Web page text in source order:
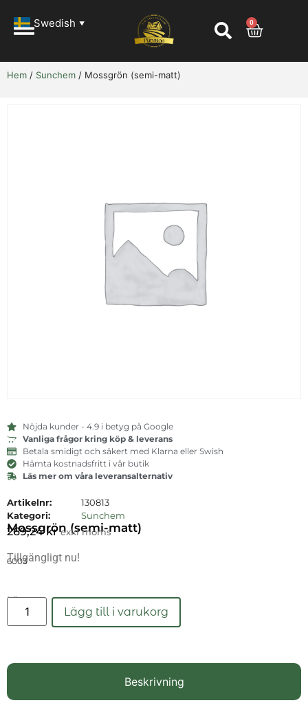
Swedish ▼ 0
Hem / Sunchem / Mossgrön (semi-matt)
Nöjda kunder - 4.9 i betyg på Google
Vanliga frågor kring köp & leverans
Betala smidigt och säkert med Klarna eller Swish
Hämta kostnadsfritt i vår butik
Läs mer om våra leveransalternativ
Artikelnr:
130813
Kategori:
Sunchem
Mossgrön (semi-matt)
269,24kr exkl moms
Tillgängligt nu!
6003
Läs mer
Lägg till i varukorg
Beskrivning